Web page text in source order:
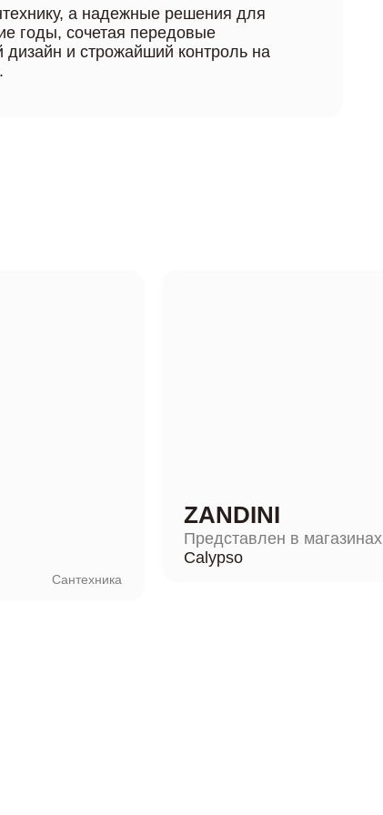
а надежные решения для
годы, сочетая передовые
дизайн и строжайший контроль на
Сантехника
ZANDINI
Представлен в магазинах
Calypso